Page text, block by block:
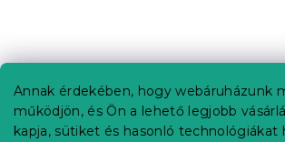
Annak érdekében, hogy webáruházunk
működjön, és Ön a lehető legjobb
kapja, sütiket és hasonló technológiákat
á
Információ az Ön számára
Rendelés követése